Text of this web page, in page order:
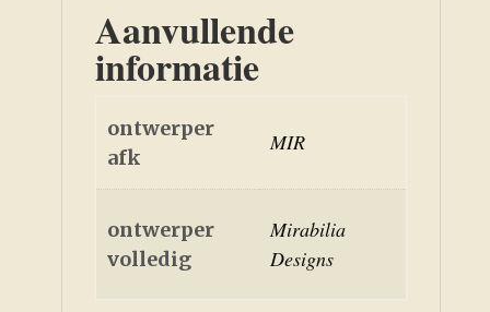
Aanvullende
informatie
ontwerper
afk
MIR
ontwerper
volledig
Mirabilia
Designs